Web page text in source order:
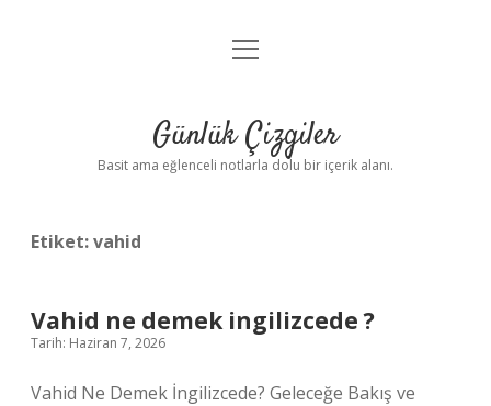
Anasayfa
Yasal Uyarı
menüyü
Günlük Çizgiler
Basit ama eğlenceli notlarla dolu bir içerik alanı.
Etiket:vahid
Vahid ne demek ingilizcede ?
Tarih: Haziran 7, 2026
Vahid Ne Demek İngilizcede? Geleceğe Bakış ve